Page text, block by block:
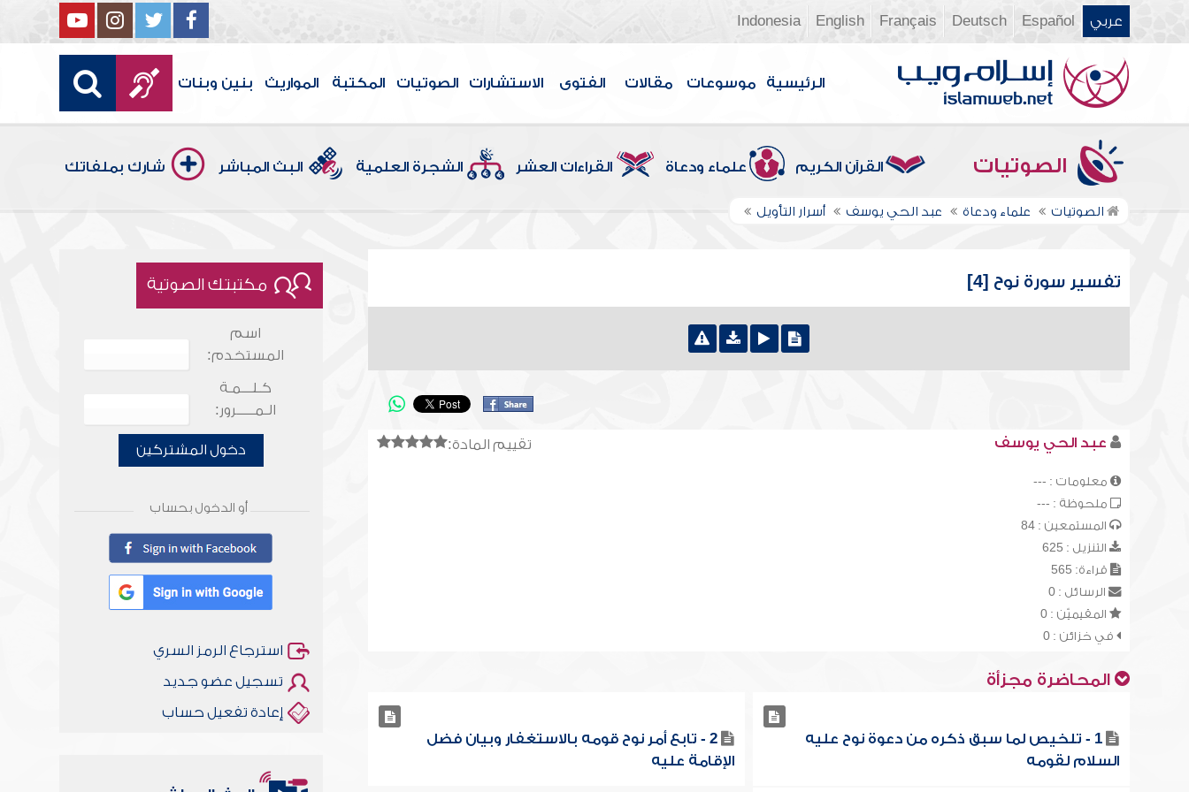
عربي Español
Deutsch
Français
English
Indonesia
الرئيسية موسوعات مقالات الفتوى الاستشارات الصوتيات المكتبة المواريث بنين وبنات
الصوتيات القرآن الكريم علماء ودعاة القراءات العشر الشجرة العلمية البث المباشر شارك بملفاتك
الصوتيات علماء ودعاة عبد الحي يوسف أسرار التأويل
تفسير سورة نوح [4]
تقييم المادة: عبد الحي يوسف
معلومات : ---
ملحوظة : ---
المستمعين : 84
التنزيل : 625
قراءة: 565
الرسائل : 0
المقيميّن : 0
في خزائن : 0
المحاضرة مجزأة
1 - تلخيص لما سبق ذكره من دعوة نوح عليه
السلام لقومه
2 - تابع أمر نوح قومه بالاستغفار وبيان فضل
الإقامة عليه
مكتبتك الصوتية
اسم
المستخدم:
كـلـــمـة
الـمـــــرور:
دخول المشتركين
أو الدخول بحساب
استرجاع الرمز السري
تسجيل عضو جديد
إعادة تفعيل حساب